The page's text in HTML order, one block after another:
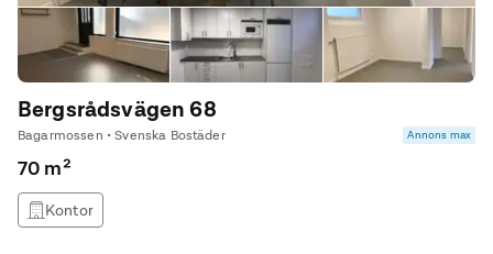
Bergsrådsvägen 68
Bagarmossen • Svenska Bostäder Annons max
70 m²
Kontor